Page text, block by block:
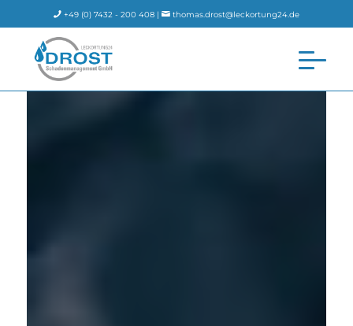
+49 (0) 7432 - 200 408 | thomas.drost@leckortung24.de